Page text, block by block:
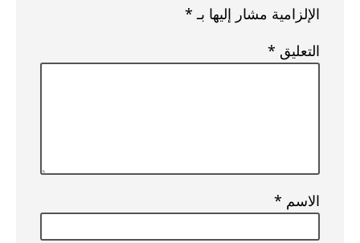
الإلزامية مشار إليها بـ *
التعليق *
الاسم *